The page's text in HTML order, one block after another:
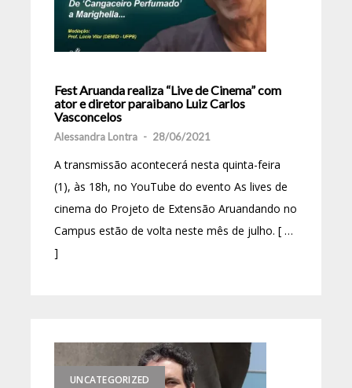
Fest Aruanda realiza “Live de Cinema” com
ator e diretor paraibano Luiz Carlos
Vasconcelos
Alessandra Lontra - 28/06/2021
A transmissão acontecerá nesta quinta-feira
(1), às 18h, no YouTube do evento As lives de
cinema do Projeto de Extensão Aruandando no
Campus estão de volta neste mês de julho. [ …
]
UNCATEGORIZED